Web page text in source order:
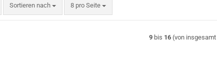
Sortieren nach
Sortieren nach 8 pro Seite
pro Seite
9 bis 16 (von insgesamt